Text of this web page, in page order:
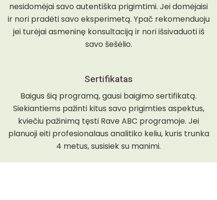
nesidomėjai savo autentiška prigimtimi. Jei domėjaisi
ir nori pradėti savo eksperimetą. Ypač rekomenduoju
jei turėjai asmeninę konsultaciją ir nori išsivaduoti iš
savo šešėlio.
Sertifikatas
Baigus šią programą, gausi baigimo sertifikatą.
Siekiantiems pažinti kitus savo prigimties aspektus,
kviečiu pažinimą tęsti Rave ABC programoje. Jei
planuoji eiti profesionalaus analitiko keliu, kuris trunka
4 metus, susisiek su manimi.